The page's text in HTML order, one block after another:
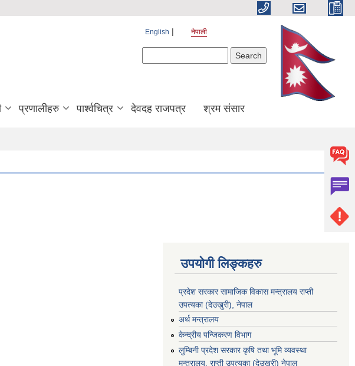
English नेपाली
प्रणालीहरु पार्श्वचित्र देवदह राजपत्र श्रम संसार
उपयोगी लिङ्कहरु
प्रदेश सरकार सामाजिक विकास मन्‍‍त्रालय राप्ती
उपत्यका (देउखुरी), नेपाल
अर्थ मन्त्रालय
केन्द्रीय पन्जिकरण विभाग
लुम्बिनी प्रदेश सरकार कृषि तथा भूमि व्यवस्था
मन्त्रालय, राप्ती उपत्यका (देउखुरी) नेपाल